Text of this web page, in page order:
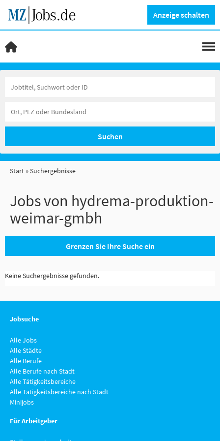
Anzeige schalten
Suchen
Start Suchergebnisse
Jobs von hydrema-produktion-
weimar-gmbh
Grenzen Sie Ihre Suche ein
Keine Suchergebnisse gefunden.
Jobsuche
Alle Jobs
Alle Städte
Alle Berufe
Alle Berufe nach Stadt
Alle Tätigkeitsbereiche
Alle Tätigkeitsbereiche nach Stadt
Minijobs
Für Arbeitgeber